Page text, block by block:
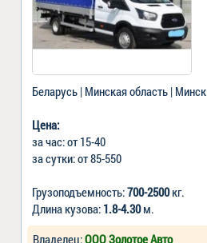
Беларусь | Минская область | Минск
Цена:
за час: от 15-40
за сутки: от 85-550
Грузоподъемность:700-2500кг.
Длина кузова: 1.8-4.30м.
Владелец:ООО Золотое Авто